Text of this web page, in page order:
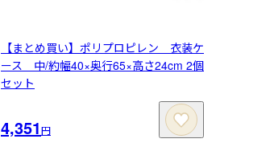
【まとめ買い】ポリプロピレン 衣装ケ
ース 中/約幅40×奥行65×高さ24cm 2個
セット
4,351円